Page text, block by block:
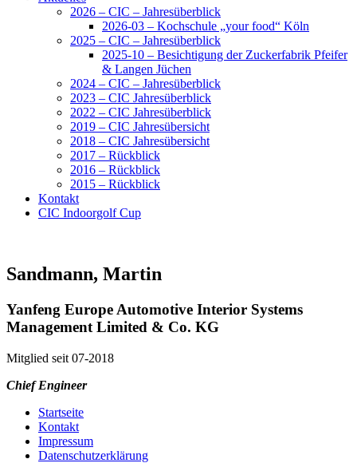
2026 – CIC – Jahresüberblick
2026-03 – Kochschule „your food“ Köln
2025 – CIC – Jahresüberblick
2025-10 – Besichtigung der Zuckerfabrik Pfeifer
& Langen Jüchen
2024 – CIC – Jahresüberblick
2023 – CIC Jahresüberblick
2022 – CIC Jahresüberblick
2019 – CIC Jahresübersicht
2018 – CIC Jahresübersicht
2017 – Rückblick
2016 – Rückblick
2015 – Rückblick
Kontakt
CIC Indoorgolf Cup
Sandmann, Martin
Yanfeng Europe Automotive Interior Systems
Management Limited & Co. KG
Mitglied seit 07-2018
Chief Engineer
Startseite
Kontakt
Impressum
Datenschutzerklärung